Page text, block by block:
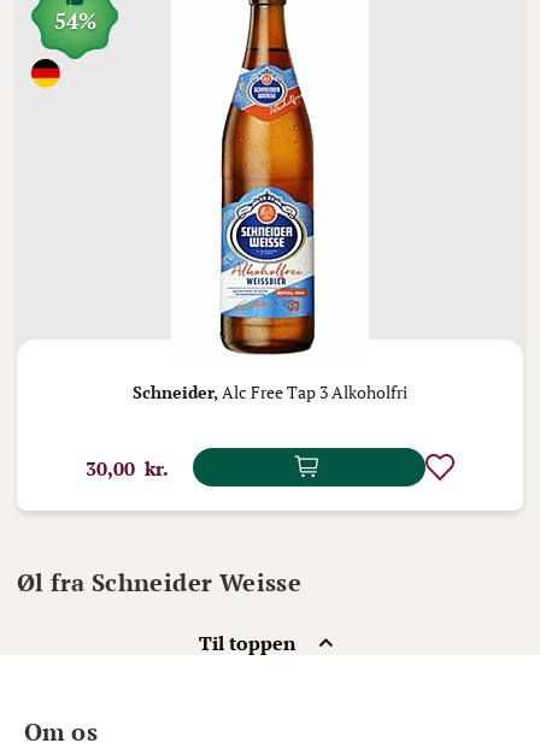
54%
Schneider, Alc Free Tap 3 Alkoholfri
30,00 kr.
Til toppen
Øl fra Schneider Weisse
Om os